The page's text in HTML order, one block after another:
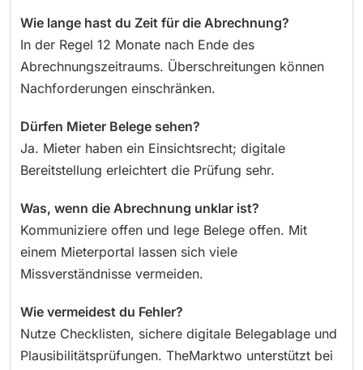
Wie lange hast du Zeit für die Abrechnung?
In der Regel 12 Monate nach Ende des
Abrechnungszeitraums. Überschreitungen können
Nachforderungen einschränken.
Dürfen Mieter Belege sehen?
Ja. Mieter haben ein Einsichtsrecht; digitale
Bereitstellung erleichtert die Prüfung sehr.
Was, wenn die Abrechnung unklar ist?
Kommuniziere offen und lege Belege offen. Mit
einem Mieterportal lassen sich viele
Missverständnisse vermeiden.
Wie vermeidest du Fehler?
Nutze Checklisten, sichere digitale Belegablage und
Plausibilitätsprüfungen. TheMarktwo unterstützt bei